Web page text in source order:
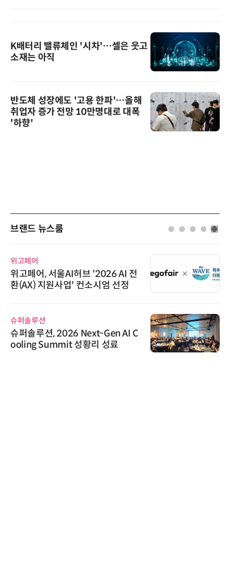
K배터리 밸류체인 '시차'…셀은 웃고
소재는 아직
반도체 성장에도 '고용 한파'…올해
취업자 증가 전망 10만명대로 대폭
'하향'
브랜드 뉴스룸
위고페어
위고페어, 서울AI허브 '2026 AI 전
환(AX) 지원사업' 컨소시엄 선정
슈퍼솔루션
슈퍼솔루션, 2026 Next-Gen AI C
ooling Summit 성황리 성료